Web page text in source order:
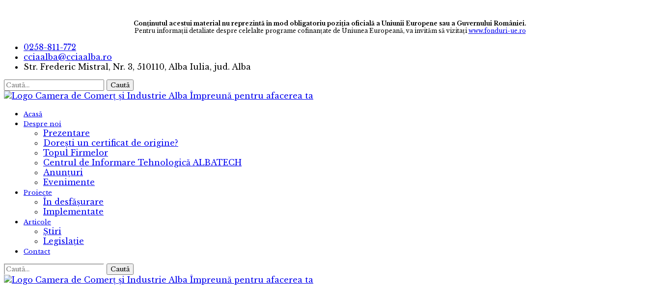
Conținutul acestui material nu reprezintă în mod obligatoriu poziția oficială a Uniunii Europene sau a Guvernului României.
Pentru informaţii detaliate despre celelalte programe cofinanţate de Uniunea Europeană, va invităm să vizitaţiwww.fonduri-ue.ro
0258-811-772
cciaalba@cciaalba.ro
Str. Frederic Mistral, Nr. 3, 510110, Alba Iulia, jud. Alba
Caută
Camera de Comerț și Industrie Alba Împreună pentru afacerea ta
Acasă
Despre noi
Prezentare
Dorești un certificat de origine?
Topul Firmelor
Centrul de Informare Tehnologică ALBATECH
Anunțuri
Evenimente
Proiecte
În desfășurare
Implementate
Articole
Știri
Legislație
Contact
Caută
Camera de Comerț și Industrie Alba Împreună pentru afacerea ta